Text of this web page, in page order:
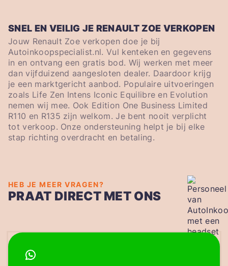
SNEL EN VEILIG JE RENAULT ZOE VERKOPEN
Jouw Renault Zoe verkopen doe je bij
Autoinkoopspecialist.nl. Vul kenteken en gegevens
in en ontvang een gratis bod. Wij werken met meer
dan vijfduizend aangesloten dealer. Daardoor krijg
je een marktgericht aanbod. Populaire uitvoeringen
zoals Life Zen Intens Iconic Equilibre en Evolution
nemen wij mee. Ook Edition One Business Limited
R110 en R135 zijn welkom. Je bent nooit verplicht
tot verkoop. Onze ondersteuning helpt je bij elke
stap richting overdracht en betaling.
HEB JE MEER VRAGEN?
PRAAT DIRECT MET ONS